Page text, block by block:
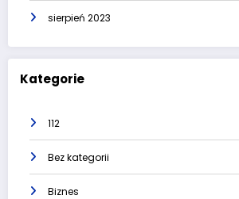
sierpień 2023
Kategorie
112
Bez kategorii
Biznes